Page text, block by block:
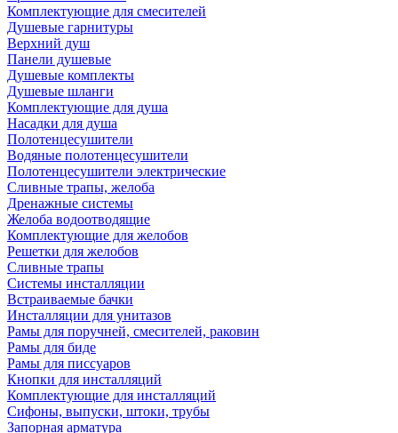
Комплектующие для смесителей
Душевые гарнитуры
Верхний душ
Панели душевые
Душевые комплекты
Душевые шланги
Комплектующие для душа
Насадки для душа
Полотенцесушители
Водяные полотенцесушители
Полотенцесушители электрические
Сливные трапы, желоба
Дренажные системы
Желоба водоотводящие
Комплектующие для желобов
Решетки для желобов
Сливные трапы
Системы инсталляции
Встраиваемые бачки
Инсталляции для унитазов
Рамы для поручней, смесителей, раковин
Рамы для биде
Рамы для писсуаров
Кнопки для инсталляций
Комплектующие для инсталляций
Сифоны, выпуски, штоки, трубы
Запорная арматура